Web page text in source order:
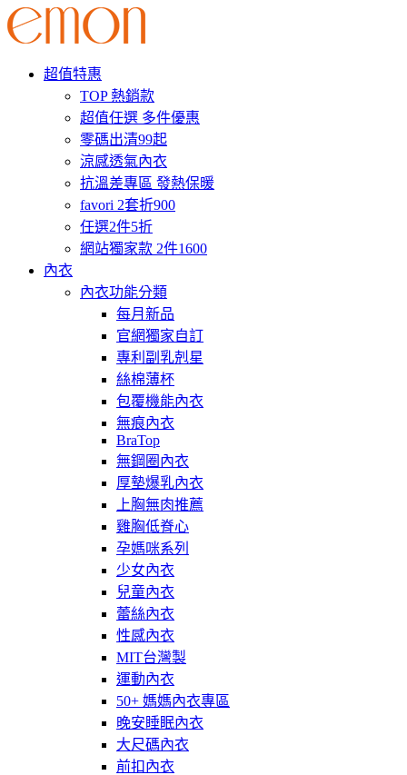
超值特惠
TOP 熱銷款
超值任選 多件優惠
零碼出清99起
涼感透氣內衣
抗溫差專區 發熱保暖
favori 2套折900
任選2件5折
網站獨家款 2件1600
內衣
內衣功能分類
每月新品
官網獨家自訂
專利副乳剋星
絲棉薄杯
包覆機能內衣
無痕內衣
BraTop
無鋼圈內衣
厚墊爆乳內衣
上胸無肉推薦
雞胸低脊心
孕媽咪系列
少女內衣
兒童內衣
蕾絲內衣
性感內衣
MIT台灣製
運動內衣
50+ 媽媽內衣專區
晚安睡眠內衣
大尺碼內衣
前扣內衣